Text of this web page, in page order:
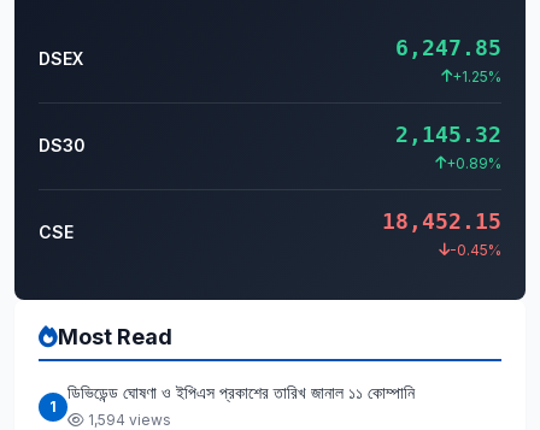
DSEX 6,247.85
+1.25%
DS30 2,145.32
+0.89%
CSE 18,452.15
-0.45%
Most Read
1
ডিভিডেন্ড ঘোষণা ও ইপিএস প্রকাশের তারিখ জানাল ১১ কোম্পানি
1,594 views